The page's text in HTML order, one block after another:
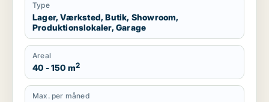
Type
Lager, Værksted, Butik, Showroom,
Produktionslokaler, Garage
Areal
40 - 150 m2
Max. per måned